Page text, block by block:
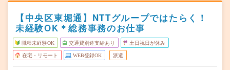
【中央区東堀通】NTTグループではたらく！
未経験OK＊総務事務のお仕事
職種未経験OK 交通費別途支給あり 土日祝日が休み
在宅・リモート WEB登録OK 派遣